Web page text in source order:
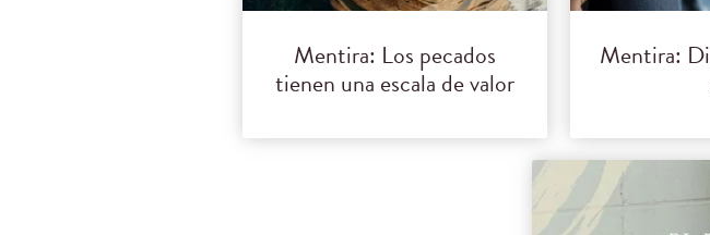
Mentira: Los pecados
tienen una escala de valor
Mentira: